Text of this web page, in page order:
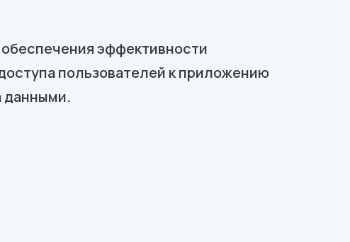
эффективности
пользователей к приложению
данными.